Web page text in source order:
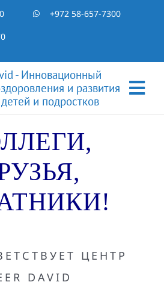
+972 58-657-7300
- Инновационный
и развития
и подростков
ЦЕНТР
DAVID